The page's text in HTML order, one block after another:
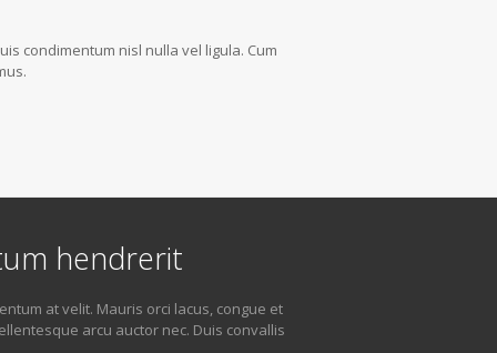
condimentum nisl nulla vel ligula. Cum
hendrerit
at velit. Mauris orci lacus, congue et
arcu auctor nec. Duis convallis